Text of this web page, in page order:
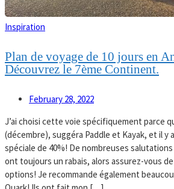
Inspiration
Plan de voyage de 10 jours en
Découvrez le 7ème Continent.
February 28, 2022
J’ai choisi cette voie spécifiquement parce
(décembre), suggéra Paddle et Kayak, et il y
spéciale de 40%! De nombreuses
ont toujours un rabais, alors assurez-vous
options! Je recommande également